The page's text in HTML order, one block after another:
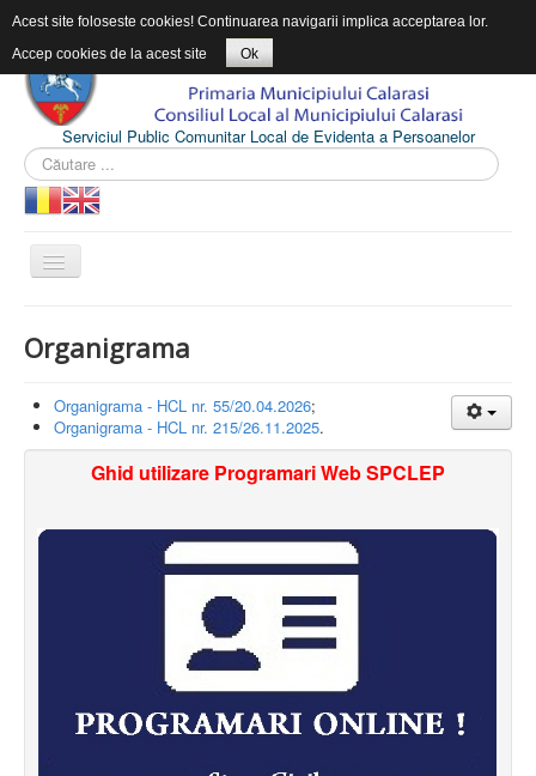
Serviciul Public Comunitar Local de Evidenta a Persoanelor
DESPRE SPCLEP
INFORMAŢII DE INTERES PUBLIC
CONTACT
Organigrama
Organigrama - HCL nr. 55/20.04.2026;
Organigrama - HCL nr. 215/26.11.2025.
Ghid utilizare Programari Web SPCLEP
Acest site foloseste cookies! Continuarea navigarii implica acceptarea lor.
Accep cookies de la acest site
Ok